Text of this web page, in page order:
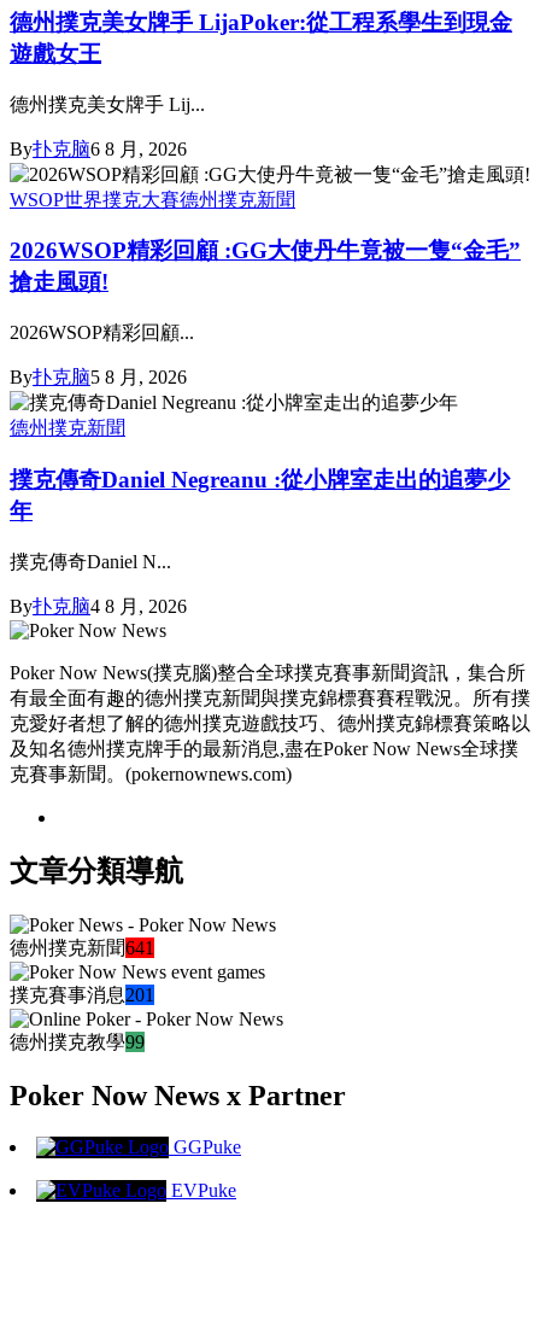
德州撲克美女牌手 LijaPoker:從工程系學生到現金
遊戲女王
德州撲克美女牌手 Lij...
By扑克脑6 8 月, 2026
WSOP世界撲克大賽德州撲克新聞
2026WSOP精彩回顧 :GG大使丹牛竟被一隻“金毛”
搶走風頭!
2026WSOP精彩回顧...
By扑克脑5 8 月, 2026
德州撲克新聞
撲克傳奇Daniel Negreanu :從小牌室走出的追夢少
年
撲克傳奇Daniel N...
By扑克脑4 8 月, 2026
Poker Now News(撲克腦)整合全球撲克賽事新聞資訊，集合所
有最全面有趣的德州撲克新聞與撲克錦標賽賽程戰況。所有撲
克愛好者想了解的德州撲克遊戲技巧、德州撲克錦標賽策略以
及知名德州撲克牌手的最新消息,盡在Poker Now News全球撲
克賽事新聞。(pokernownews.com)
文章分類導航
德州撲克新聞641
撲克賽事消息201
德州撲克教學99
Poker Now News x Partner
GGPuke
EVPuke